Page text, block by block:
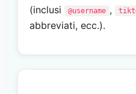
(inclusi
@username ,
abbreviati, ecc.).